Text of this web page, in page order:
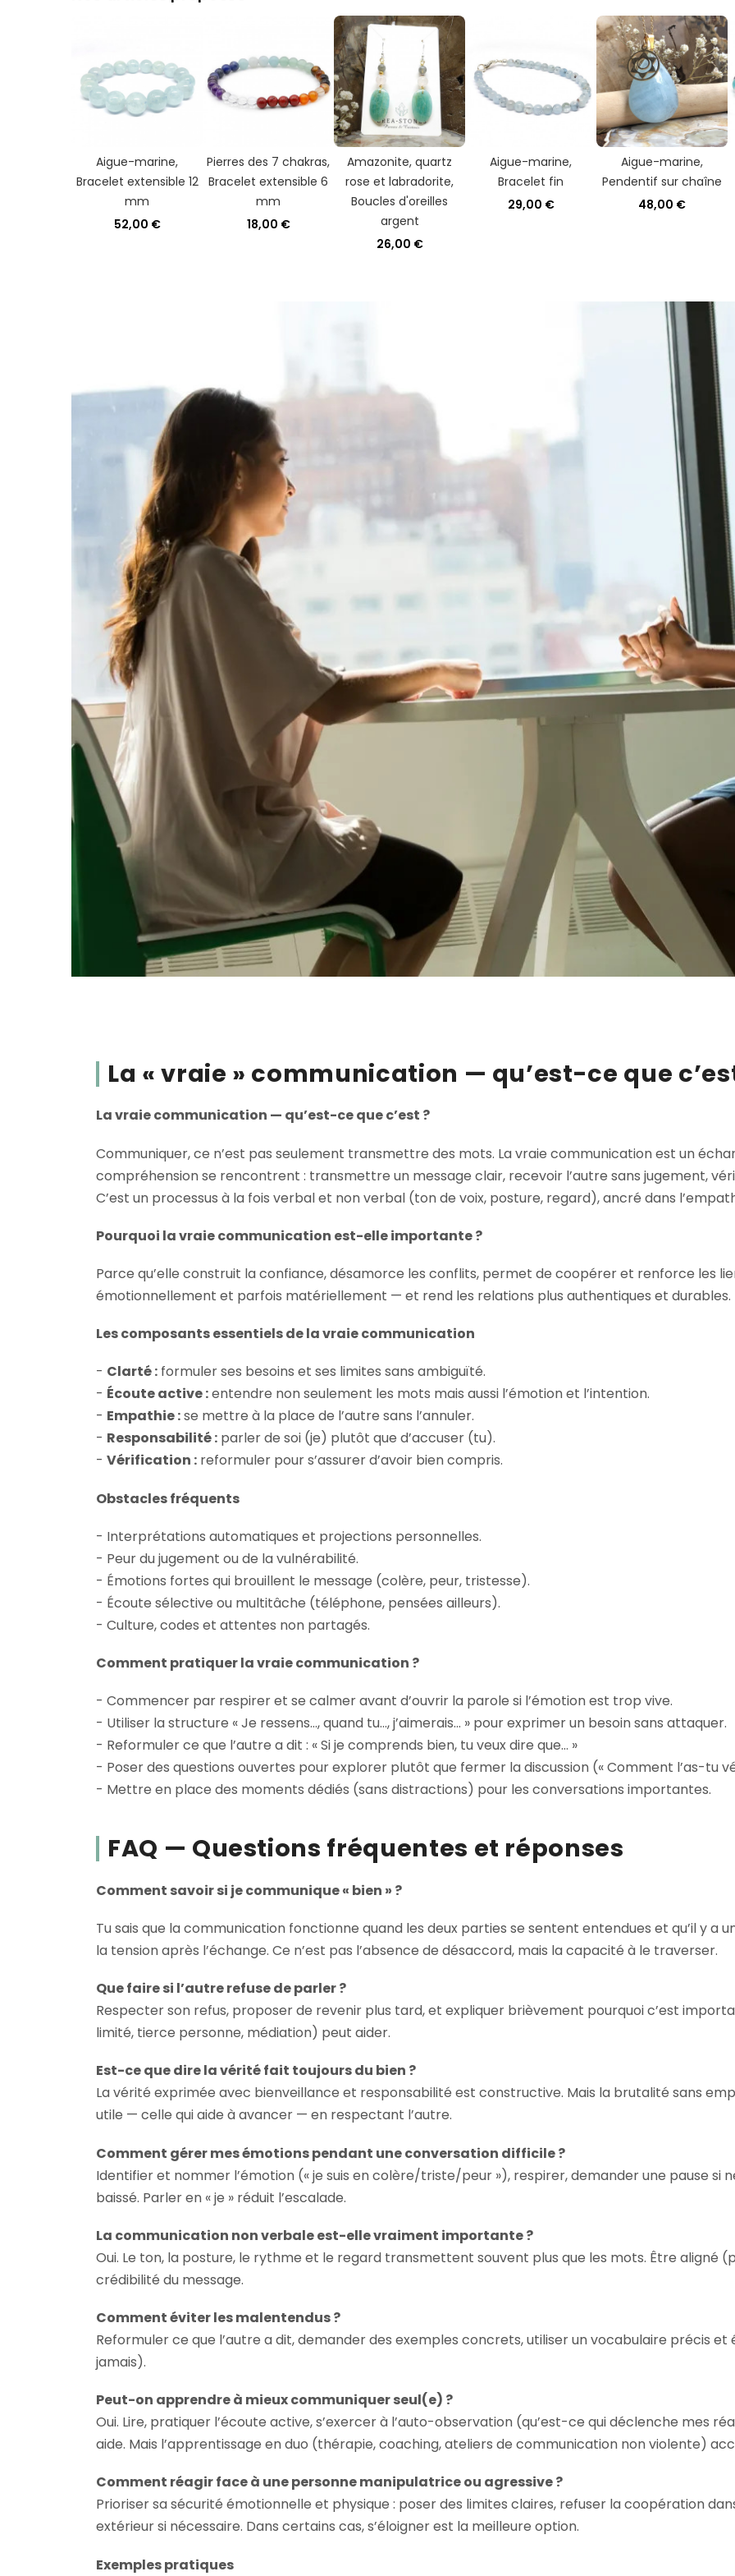
Aigue-marine,
Bracelet extensible 12
mm
52,00 €
Pierres des 7 chakras,
Bracelet extensible 6
mm
18,00 €
Amazonite, quartz
rose et labradorite,
Boucles d'oreilles
argent
26,00 €
Aigue-marine,
Bracelet fin
29,00 €
Aigue-marine,
Pendentif sur chaîne
48,00 €
La « vraie » communication — qu’est-ce que
La vraie communication — qu’est-ce que c’est ?
Communiquer, ce n’est pas seulement transmettre des mots. La vraie communication est un
compréhension se rencontrent : transmettre un message clair, recevoir l’autre sans jugement,
C’est un processus à la fois verbal et non verbal (ton de voix, posture, regard), ancré dans
Pourquoi la vraie communication est-elle importante ?
Parce qu’elle construit la confiance, désamorce les conflits, permet de coopérer et renforce les
émotionnellement et parfois matériellement — et rend les relations plus authentiques et durables.
Les composants essentiels de la vraie communication
- Clarté : formuler ses besoins et ses limites sans ambiguïté.
- Écoute active :entendre non seulement les mots mais aussi l’émotion et l’intention.
- Empathie :se mettre à la place de l’autre sans l’annuler.
- Responsabilité : parler de soi (je) plutôt que d’accuser (tu).
- Vérification : reformuler pour s’assurer d’avoir bien compris.
Obstacles fréquents
- Interprétations automatiques et projections personnelles.
- Peur du jugement ou de la vulnérabilité.
- Émotions fortes qui brouillent le message (colère, peur, tristesse).
- Écoute sélective ou multitâche (téléphone, pensées ailleurs).
- Culture, codes et attentes non partagés.
Comment pratiquer la vraie communication ?
- Commencer par respirer et se calmer avant d’ouvrir la parole si l’émotion est trop vive.
- Utiliser la structure « Je ressens…, quand tu…, j’aimerais… » pour exprimer un besoin sans attaquer.
- Reformuler ce que l’autre a dit : « Si je comprends bien, tu veux dire que… »
- Poser des questions ouvertes pour explorer plutôt que fermer la discussion (« Comment l’as-tu
- Mettre en place des moments dédiés (sans distractions) pour les conversations importantes.
FAQ — Questions fréquentes et réponses
Comment savoir si je communique « bien » ?
Tu sais que la communication fonctionne quand les deux parties se sentent entendues et qu’il y a
la tension après l’échange. Ce n’est pas l’absence de désaccord, mais la capacité à le traverser.
Que faire si l’autre refuse de parler ?
Respecter son refus, proposer de revenir plus tard, et expliquer brièvement pourquoi c’est
limité, tierce personne, médiation) peut aider.
Est-ce que dire la vérité fait toujours du bien ?
La vérité exprimée avec bienveillance et responsabilité est constructive. Mais la brutalité sans
utile — celle qui aide à avancer — en respectant l’autre.
Comment gérer mes émotions pendant une conversation difficile ?
Identifier et nommer l’émotion (« je suis en colère/triste/peur »), respirer, demander une pause si
baissé. Parler en « je » réduit l’escalade.
La communication non verbale est-elle vraiment importante ?
Oui. Le ton, la posture, le rythme et le regard transmettent souvent plus que les mots. Être aligné
crédibilité du message.
Comment éviter les malentendus ?
Reformuler ce que l’autre a dit, demander des exemples concrets, utiliser un vocabulaire précis
jamais).
Peut-on apprendre à mieux communiquer seul(e) ?
Oui. Lire, pratiquer l’écoute active, s’exercer à l’auto-observation (qu’est-ce qui déclenche mes
aide. Mais l’apprentissage en duo (thérapie, coaching, ateliers de communication non violente)
Comment réagir face à une personne manipulatrice ou agressive ?
Prioriser sa sécurité émotionnelle et physique : poser des limites claires, refuser la coopération
extérieur si nécessaire. Dans certains cas, s’éloigner est la meilleure option.
Exemples pratiques